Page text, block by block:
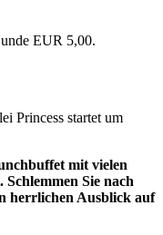
EUR 5,00.
Princess startet um
mit vielen
Sie nach
herrlichen Ausblick auf